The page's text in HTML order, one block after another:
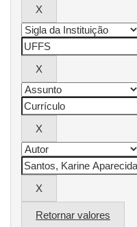
Retornar valores